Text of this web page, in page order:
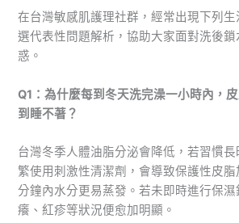
在台灣敏感肌護理社群，經常出現下列
選代表性問題解析，協助大家面對洗後
惑。
Q1：為什麼每到冬天洗完澡一小時內，
到睡不著？
台灣冬季人體油脂分泌會降低，若習慣
繁使用刺激性清潔劑，會導致保護性皮
分鐘內水分更易蒸發。若未即時進行保
癢、紅疹等狀況便愈加明顯。